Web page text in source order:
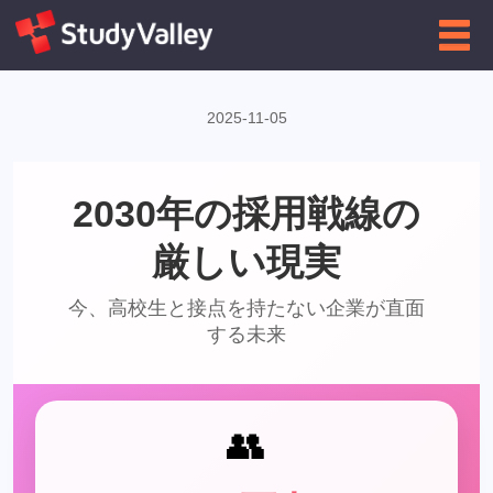
←企業向け インフォグラフィクス一覧に戻る
2025-11-05
2030年の採用戦線の
厳しい現実
今、高校生と接点を持たない企業が直面
する未来
👥